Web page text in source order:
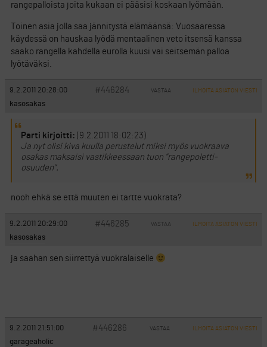
rangepalloista joita kukaan ei pääsisi koskaan lyömään.
Toinen asia jolla saa jännitystä elämäänsä: Vuosaaressa
käydessä on hauskaa lyödä mentaalinen veto itsensä kanssa
saako rangella kahdella eurolla kuusi vai seitsemän palloa
lyötäväksi.
9.2.2011 20:28:00 #446284 VASTAA ILMOITA ASIATON VIESTI
kasosakas
Parti kirjoitti: (9.2.2011 18:02:23)
Ja nyt olisi kiva kuulla perustelut miksi myös vuokraava
osakas maksaisi vastikkeessaan tuon ”rangepoletti-
osuuden”.
nooh ehkä se että muuten ei tartte vuokrata?
9.2.2011 20:29:00 #446285 VASTAA ILMOITA ASIATON VIESTI
kasosakas
ja saahan sen siirrettyä vuokralaiselle
9.2.2011 21:51:00 #446286 VASTAA ILMOITA ASIATON VIESTI
garageaholic